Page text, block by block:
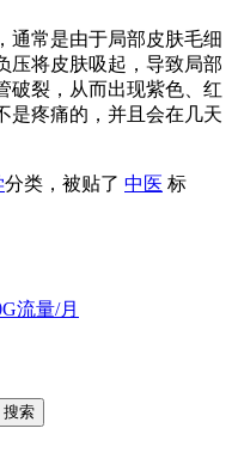
通常是由于局部皮肤毛细
压将皮肤吸起，导致局部
破裂，从而出现紫色、红
是疼痛的，并且会在几天
分类，被贴了 中医 标
流量/月